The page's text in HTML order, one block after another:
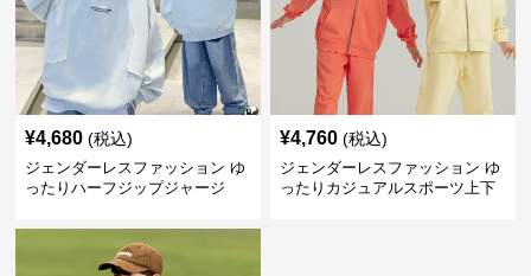
¥4,680 (税込)
ジェンダーレスファッション ゆ
ったりハーフジップジャージ
¥4,760 (税込)
ジェンダーレスファッション ゆ
ったりカジュアルスポーツ上下